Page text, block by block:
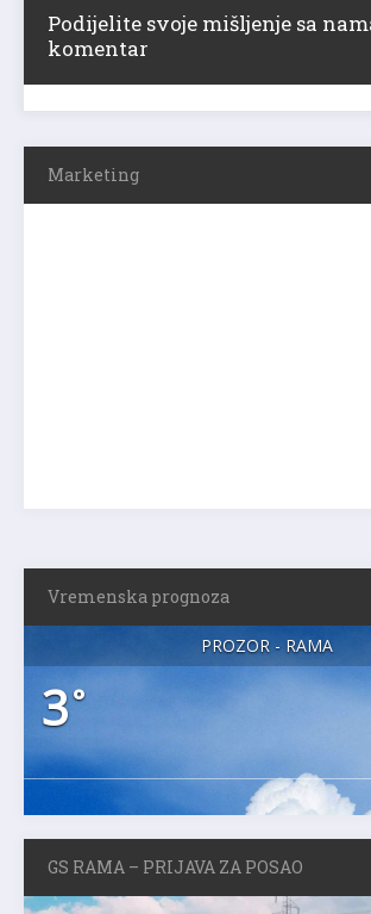
Podijelite svoje mišljenje sa
komentar
Marketing
Vremenska prognoza
PROZOR - RAMA
3°
GS RAMA – PRIJAVA ZA POSAO